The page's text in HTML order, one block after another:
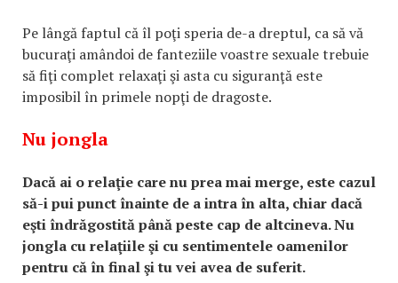
Pe lângă faptul că îl poţi speria de-a dreptul, ca să vă
bucuraţi amândoi de fanteziile voastre sexuale trebuie
să fiţi complet relaxaţi şi asta cu siguranţă este
imposibil în primele nopţi de dragoste.
Nu jongla
Dacă ai o relaţie care nu prea mai merge, este cazul
să-i pui punct înainte de a intra în alta, chiar dacă
eşti îndrăgostită până peste cap de altcineva. Nu
jongla cu relaţiile şi cu sentimentele oamenilor
pentru că în final şi tu vei avea de suferit.